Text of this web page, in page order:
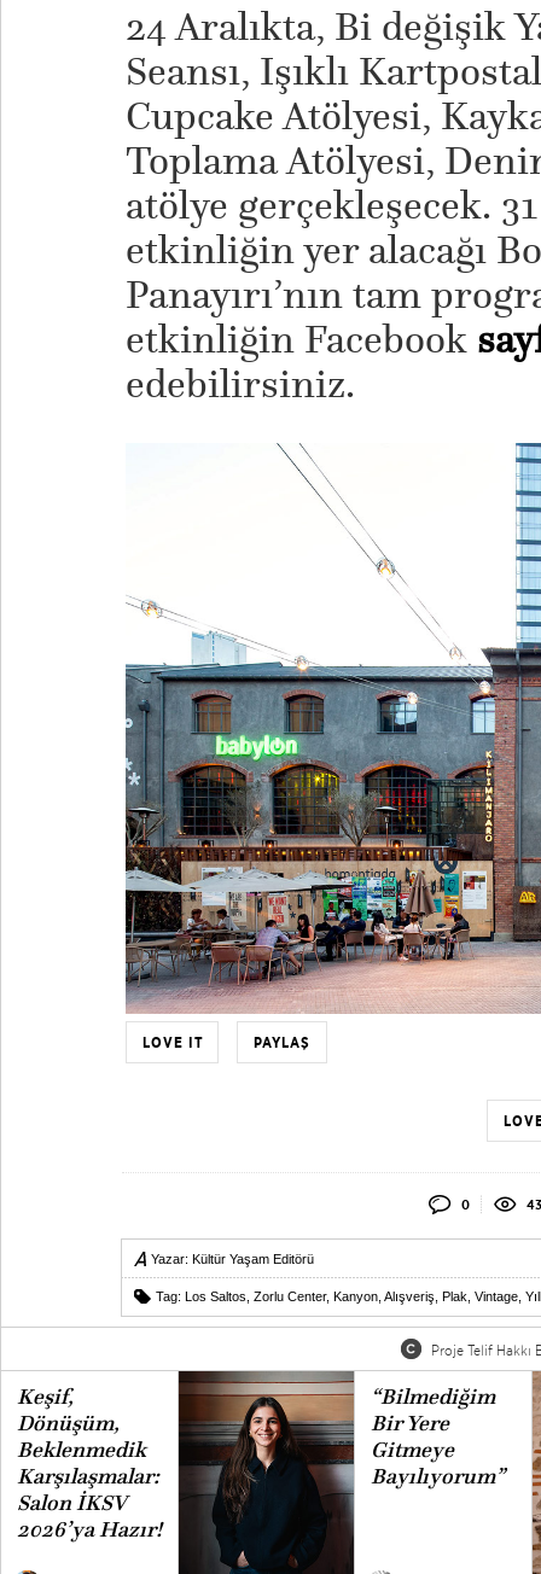
24 Aralıkta, Bi değişik
Seansı, Işıklı
Cupcake Atölyesi,
Toplama Atölyesi,
atölye gerçekleşecek.
etkinliğin yer alacağı
Panayırı’nın tam
etkinliğin Facebook
edebilirsiniz.
LOVE IT PAYLAŞ
0
Yazar: Kültür Yaşam Editörü
Tag: Los Saltos Zorlu Center, Kanyon Alışveriş Plak Vintage
Proje Telif Hakkı
Keşif,
Dönüşüm,
Beklenmedik
Karşılaşmalar:
Salon İKSV
2026’ya Hazır!
“Bilmediğim
Bir Yere
Gitmeye
Bayılıyorum”